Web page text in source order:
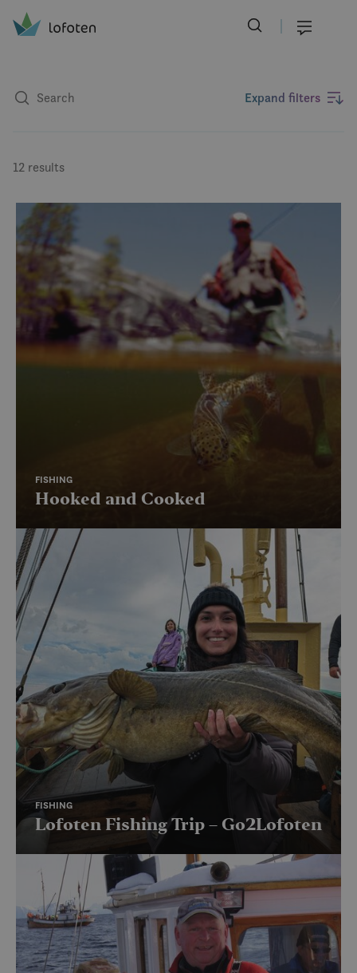
Expand filters
12 results
FISHING
Hooked and Cooked
FISHING
Lofoten Fishing Trip – Go2Lofoten